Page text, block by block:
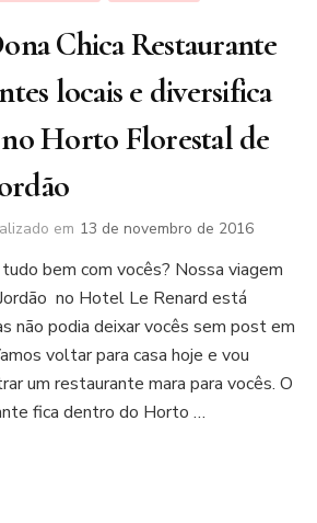
Chica Restaurante
locais e diversifica
Horto Florestal de
em 13 de novembro de 2016
bem com vocês? Nossa viagem
no Hotel Le Renard está
não podia deixar vocês sem post em
voltar para casa hoje e vou
um restaurante mara para vocês. O
fica dentro do Horto …